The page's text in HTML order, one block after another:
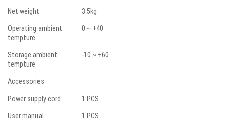
Net weight
3.5kg
Operating ambient
tempture
0 ~ +40
Storage ambient
tempture
-10 ~ +60
Accessories
Power supply cord
1 PCS
User manual
1 PCS